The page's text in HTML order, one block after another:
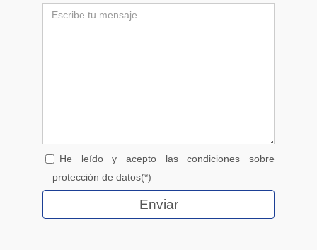
He leído y acepto las condiciones sobre
protección de datos(*)